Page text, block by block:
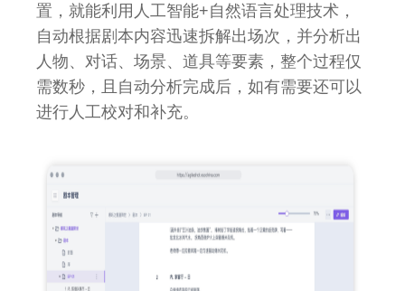
置，就能利用人工智能+自然语言处理技术，
自动根据剧本内容迅速拆解出场次，并分析出
人物、对话、场景、道具等要素，整个过程仅
需数秒，且自动分析完成后，如有需要还可以
进行人工校对和补充。